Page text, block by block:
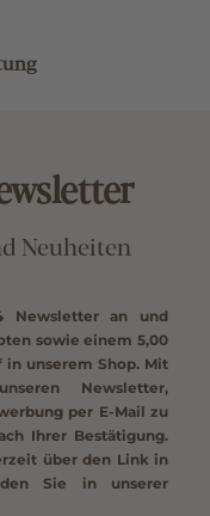
Neuheiten
Newsletter an und
sowie einem 5,00
unserem Shop. Mit
Newsletter,
per E-Mail zu
Ihrer Bestätigung.
über den Link in
Sie in unserer